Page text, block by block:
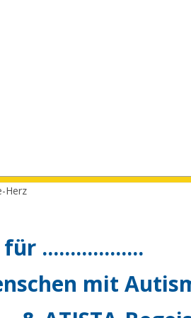
..................
mit